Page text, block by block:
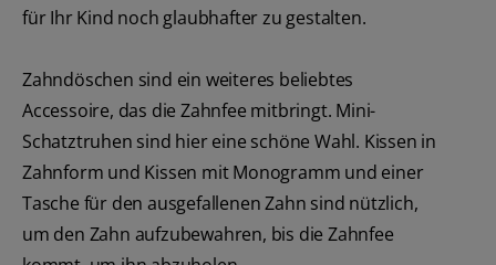
für Ihr Kind noch glaubhafter zu gestalten.
Zahndöschen sind ein weiteres beliebtes
Accessoire, das die Zahnfee mitbringt. Mini-
Schatztruhen sind hier eine schöne Wahl. Kissen in
Zahnform und Kissen mit Monogramm und einer
Tasche für den ausgefallenen Zahn sind nützlich,
um den Zahn aufzubewahren, bis die Zahnfee